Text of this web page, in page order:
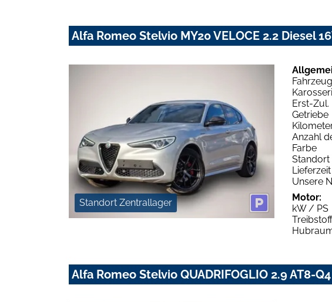
Alfa Romeo Stelvio MY20 VELOCE 2.2 Diesel
Standort Zentrallager
Erst-Zul.
Getriebe
Anzahl
Farbe
Standort
Lieferzeit
Unsere
Motor:
kW / PS
Treibstoff
Alfa Romeo Stelvio QUADRIFOGLIO 2.9 AT8-